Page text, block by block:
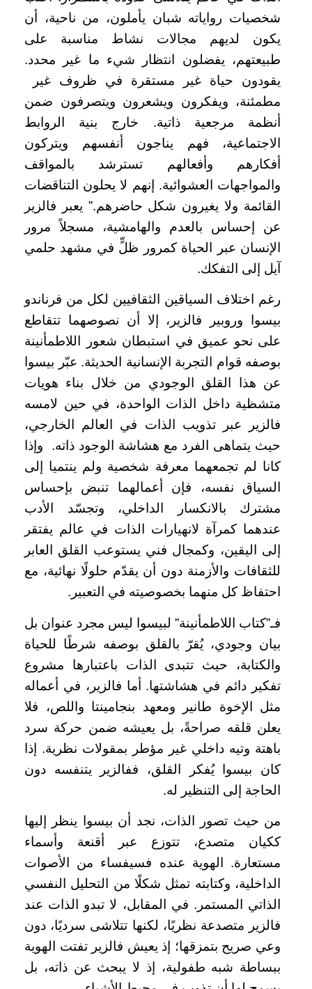
شخصيات رواياته شبان يأملون، من ناحية، أن
يكون لديهم مجالات نشاط مناسبة على
طبيعتهم، يفضلون انتظار شيء ما غير محدد.
يقودون حياة غير مستقرة في ظروف غير
مطمئنة، ويفكرون ويشعرون ويتصرفون ضمن
أنظمة مرجعية ذاتية. خارج بنية الروابط
الاجتماعية، فهم يناجون أنفسهم ويتركون
أفكارهم وأفعالهم تسترشد بالمواقف
والمواجهات العشوائية. إنهم لا يحلون التناقضات
القائمة ولا يغيرون شكل حاضرهم.” يعبر فالزير
عن إحساس بالعدم والهامشية، مسجلاً مرور
الإنسان عبر الحياة كمرور ظلٍّ في مشهد حلمي
آيل إلى التفكك.
رغم اختلاف السياقين الثقافيين لكل من فرناندو
بيسوا وروبير فالزير، إلا أن نصوصهما تتقاطع
على نحو عميق في استبطان شعور اللاطمأنينة
بوصفه قوام التجربة الإنسانية الحديثة. عبّر بيسوا
عن هذا القلق الوجودي من خلال بناء هويات
متشظية داخل الذات الواحدة، في حين لامسه
فالزير عبر تذويب الذات في العالم الخارجي،
حيث يتماهى الفرد مع هشاشة الوجود ذاته. وإذا
كانا لم تجمعهما معرفة شخصية ولم ينتميا إلى
السياق نفسه، فإن أعمالهما تنبض بإحساس
مشترك بالانكسار الداخلي، وتجسّد الأدب
عندهما كمرآة لانهيارات الذات في عالم يفتقر
إلى اليقين، وكمجال فني يستوعب القلق العابر
للثقافات والأزمنة دون أن يقدّم حلولًا نهائية، مع
احتفاظ كل منهما بخصوصيته في التعبير.
فـ”كتاب اللاطمأنينة” لبيسوا ليس مجرد عنوان بل
بيان وجودي، يُقرّ بالقلق بوصفه شرطًا للحياة
والكتابة، حيث تتبدى الذات باعتبارها مشروع
تفكير دائم في هشاشتها. أما فالزير، في أعماله
مثل الإخوة طانير ومعهد بنجامينتا واللص، فلا
يعلن قلقه صراحةً، بل يعيشه ضمن حركة سرد
باهتة وتيه داخلي غير مؤطر بمقولات نظرية. إذا
كان بيسوا يُفكر القلق، ففالزير يتنفسه دون
الحاجة إلى التنظير له.
من حيث تصور الذات، نجد أن بيسوا ينظر إليها
ككيان متصدع، تتوزع عبر أقنعة وأسماء
مستعارة. الهوية عنده فسيفساء من الأصوات
الداخلية، وكتابته تمثل شكلًا من التحليل النفسي
الذاتي المستمر. في المقابل، لا تبدو الذات عند
فالزير متصدعة نظريًا، لكنها تتلاشى سرديًا، دون
وعي صريح بتمزقها؛ إذ يعيش فالزير تفتت الهوية
ببساطة شبه طفولية، إذ لا يبحث عن ذاته، بل